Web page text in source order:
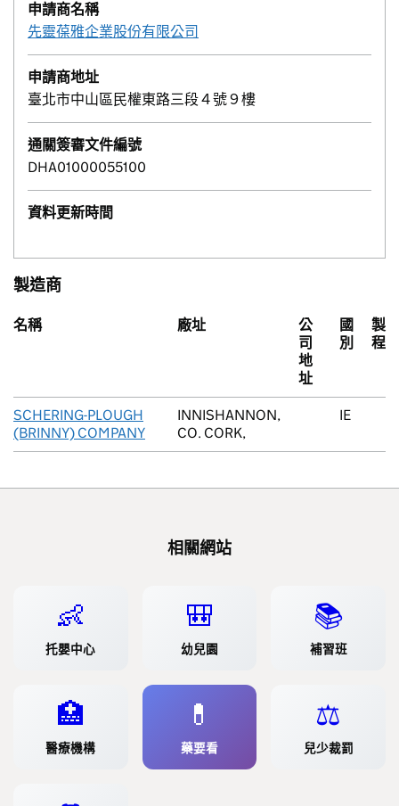
申請商名稱
先靈葆雅企業股份有限公司
申請商地址
臺北市中山區民權東路三段４號９樓
通關簽審文件編號
DHA01000055100
資料更新時間
製造商
名稱 廠址
公
司
地
址
國
別
製
程
SCHERING-PLOUGH
(BRINNY) COMPANY
INNISHANNON,
CO. CORK,
IE
相關網站
👶
托嬰中心
🎒
幼兒園
📚
補習班
🏥
醫療機構
💊
藥要看
⚖️
兒少裁罰